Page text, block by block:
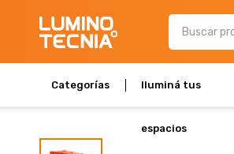
Categorías Iluminá tus
espacios